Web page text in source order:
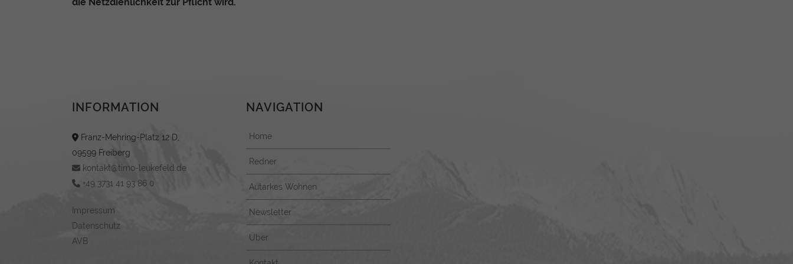
INFORMATION
Franz-Mehring-Platz 12 D,
09599 Freiberg
kontakt@timo-leukefeld.de
+49 3731 41 93 86 0
Impressum
Datenschutz
AVB
NAVIGATION
Home
Redner
Autarkes Wohnen
Newsletter
Über